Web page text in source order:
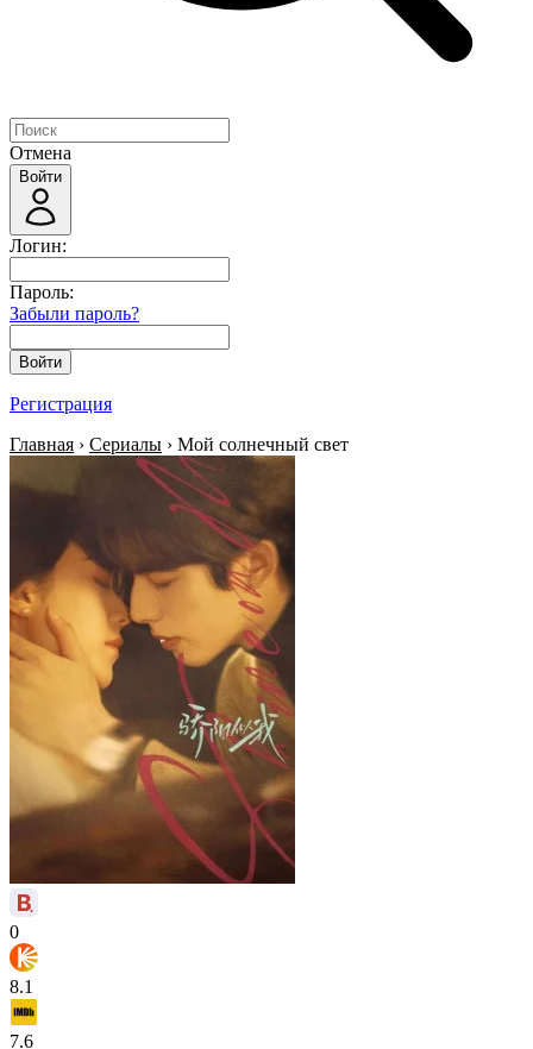
Отмена
Войти
Логин:
Пароль:
Забыли пароль?
Войти
Регистрация
Главная › Сериалы › Мой солнечный свет
0
8.1
7.6